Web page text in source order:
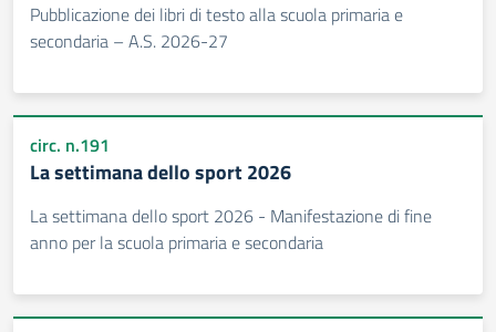
Pubblicazione dei libri di testo alla scuola primaria e
secondaria – A.S. 2026-27
circ. n.191
La settimana dello sport 2026
La settimana dello sport 2026 - Manifestazione di fine
anno per la scuola primaria e secondaria